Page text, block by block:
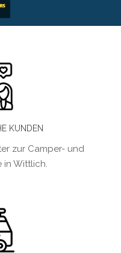
KUNDEN
zur Camper- und
Wittlich.